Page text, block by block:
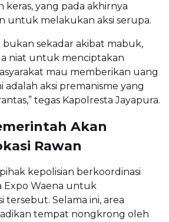
yang pada akhirnya
untuk melakukan aksi serupa.
bukan sekadar akibat mabuk,
niat untuk menciptakan
mau memberikan uang
adalah aksi premanisme yang
tegas Kapolresta Jayapura.
Akan
Rawan
kepolisian berkoordinasi
Expo Waena untuk
tersebut. Selama ini, area
tempat nongkrong oleh